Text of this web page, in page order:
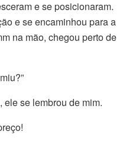
e se posicionaram.
e se encaminhou para a
na mão, chegou perto de
ele se lembrou de mim.